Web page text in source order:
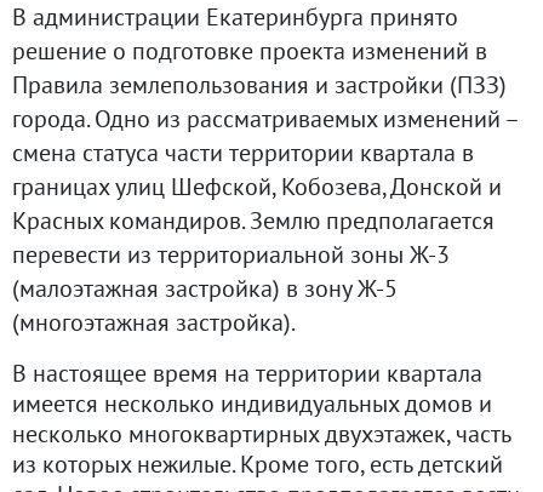
В администрации Екатеринбурга принято
решение о подготовке проекта изменений в
Правила землепользования и застройки (ПЗЗ)
города. Одно из рассматриваемых изменений –
смена статуса части территории квартала в
границах улиц Шефской, Кобозева, Донской и
Красных командиров. Землю предполагается
перевести из территориальной зоны Ж-3
(малоэтажная застройка) в зону Ж-5
(многоэтажная застройка).
В настоящее время на территории квартала
имеется несколько индивидуальных домов и
несколько многоквартирных двухэтажек, часть
из которых нежилые. Кроме того, есть детский